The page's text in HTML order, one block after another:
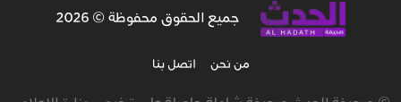
جميع الحقوق محفوظة © 2026
من نحن اتصل بنا